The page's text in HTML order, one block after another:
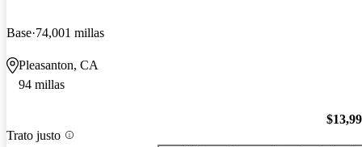
Base 74,001 millas
Pleasanton, CA
94 millas
Trato justo